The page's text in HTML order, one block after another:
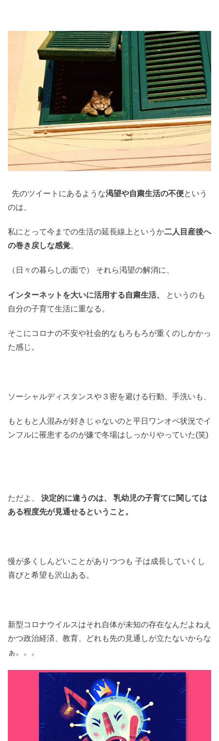
先のツイートにあるような渇望や自粛生活の不便という
のは、
私にとって今までの生活の延長線上というか二人目産後へ
の巻き戻しな感覚。
（日々の暮らしの面で） それら渇望の解消に、
インターネットを大いに活用する自粛生活、
というのも
自分の子育て生活に重なる。
そこにコロナの不安や社会的なもろもろが重くのしかかっ
た感じ。
ソーシャルディスタンスや３密を避ける行動、手洗いも、
もともと人混みが好きじゃないのと平日ワンオペ状況でイ
ンフルに罹患するのが嫌で冬場はしっかりやっていた(笑)
ただよ、 決定的に違うのは、
乳幼児の子育てに関しては
ある程度先が見通せるということ。
慢が多くしんどいことがありつつも 子は成長していくし
喜びと希望も沢山ある。
新型コロナウイルスはそれ自体が未知の存在なんだよねえ
かつ政治経済、教育、どれも先の見通しが立たないからな
ぁ。。。